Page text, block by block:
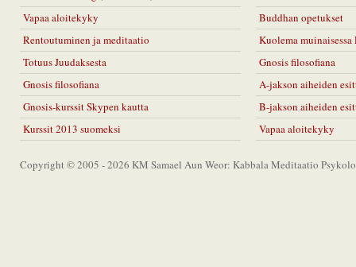
Vapaa aloitekyky
Rentoutuminen ja meditaatio
Totuus Juudaksesta
Gnosis filosofiana
Gnosis-kurssit Skypen kautta
Kurssit 2013 suomeksi
Buddhan opetukset
Kuolema muinaisessa
Gnosis filosofiana
A-jakson aiheiden
B-jakson aiheiden
Vapaa aloitekyky
Copyright © 2005 - 2026 KM Samael Aun Weor: Kabbala Meditaatio